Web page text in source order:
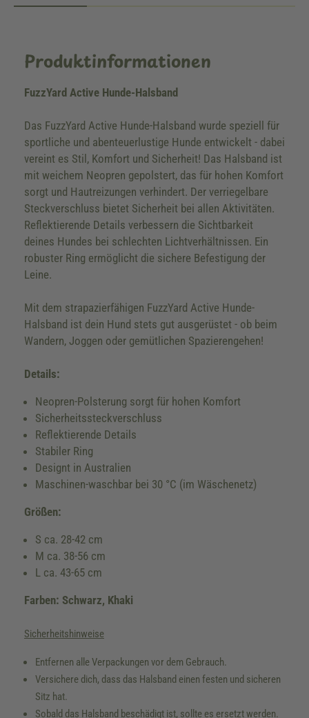
Produktinformationen
FuzzYard Active Hunde-Halsband
Das FuzzYard Active Hunde-Halsband wurde speziell für
sportliche und abenteuerlustige Hunde entwickelt - dabei
vereint es Stil, Komfort und Sicherheit! Das Halsband ist
mit weichem Neopren gepolstert, das für hohen Komfort
sorgt und Hautreizungen verhindert. Der verriegelbare
Steckverschluss bietet Sicherheit bei allen Aktivitäten.
Reflektierende Details verbessern die Sichtbarkeit
deines Hundes bei schlechten Lichtverhältnissen. Ein
robuster Ring ermöglicht die sichere Befestigung der
Leine.
Mit dem strapazierfähigen FuzzYard Active Hunde-
Halsband ist dein Hund stets gut ausgerüstet - ob beim
Wandern, Joggen oder gemütlichen Spazierengehen!
Details:
Neopren-Polsterung sorgt für hohen Komfort
Sicherheitssteckverschluss
Reflektierende Details
Stabiler Ring
Designt in Australien
Maschinen-waschbar bei 30 °C (im Wäschenetz)
Größen:
S ca. 28-42 cm
M ca. 38-56 cm
L ca. 43-65 cm
Farben: Schwarz, Khaki
Sicherheitshinweise
Entfernen alle Verpackungen vor dem Gebrauch.
Versichere dich, dass das Halsband einen festen und sicheren
Sitz hat.
Sobald das Halsband beschädigt ist, sollte es ersetzt werden.